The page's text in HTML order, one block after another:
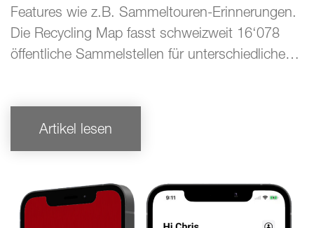
Features wie z.B. Sammeltouren-Erinnerungen.
Die Recycling Map fasst schweizweit 16‘078
öffentliche Sammelstellen für unterschiedliche…
Artikel lesen